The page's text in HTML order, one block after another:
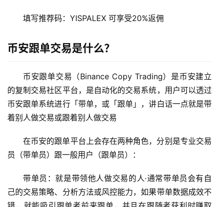
填写推荐码：YISPALEX 可享受20%返佣
币安跟单交易是什么？
币安跟单交易（Binance Copy Trading）是币安建立
的复制交易社区平台，是自动化的交易系统，用户可以透过
币安跟单系统进行「带单，或「跟单」，讲白话一点就是带
着别人做交易或跟着别人做交易
在币安的跟单平台上会存在两种角色，分别是专业交易
员（带单员）跟一般用户（跟单员）：
带单员：就是带领他人做交易的人·通常带单员会有自
己的交易策略、分析方法或风控能力，如果带单数据成效不